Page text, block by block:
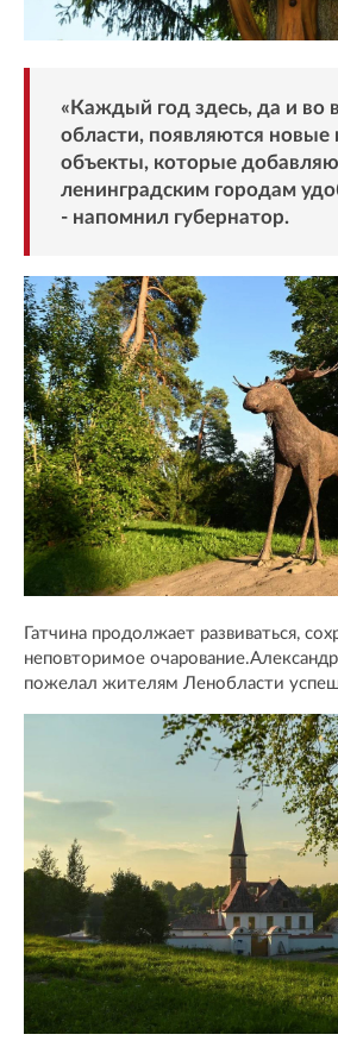
«Каждый год здесь, да и во
области, появляются новые
объекты, которые
ленинградским городам
- напомнил губернатор.
Гатчина продолжает развиваться,
неповторимое
пожелал жителям Ленобласти